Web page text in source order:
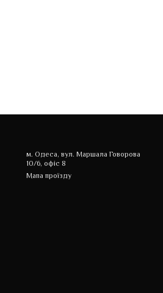
м. Одеса, вул. Маршала Говорова
10/6, офіс 8
Мапа проїзду